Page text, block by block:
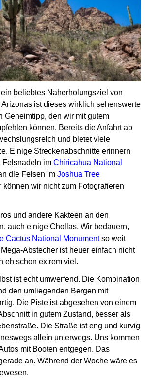
ein beliebtes Naherholungsziel von
ist dieses wirklich sehenswerte
Geheimtipp, den wir mit gutem
können. Bereits die Anfahrt ab
und bietet viele
Einige Streckenabschnitte erinnern
Felsnadeln im Chiricahua National
die Felsen im Joshua Tree
können wir nicht zum Fotografieren
und andere Kakteen an den
auch einige Chollas. Wir bedauern,
Cactus National Monumentso weit
Abstecher ist heuer einfach nicht
eh schon extrem viel.
ist echt umwerfend. Die Kombination
den umliegenden Bergen mit
Die Piste ist abgesehen von einem
in gutem Zustand, besser als
Die Straße ist eng und kurvig
allein unterwegs. Uns kommen
mit Booten entgegen. Das
an. Während der Woche wäre es